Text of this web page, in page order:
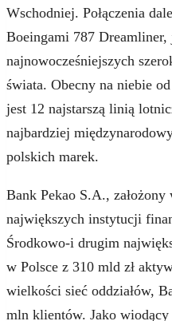
Wschodniej. Połączenia
Boeingami 787
najnowocześniejszych
świata. Obecny na niebie
jest 12 najstarszą linią
najbardziej
polskich marek.
Bank Pekao S.A.,
największych instytucji
Środkowo-i drugim
w Polsce z 310 mld zł
wielkości sieć oddziałów,
mln klientów. Jako